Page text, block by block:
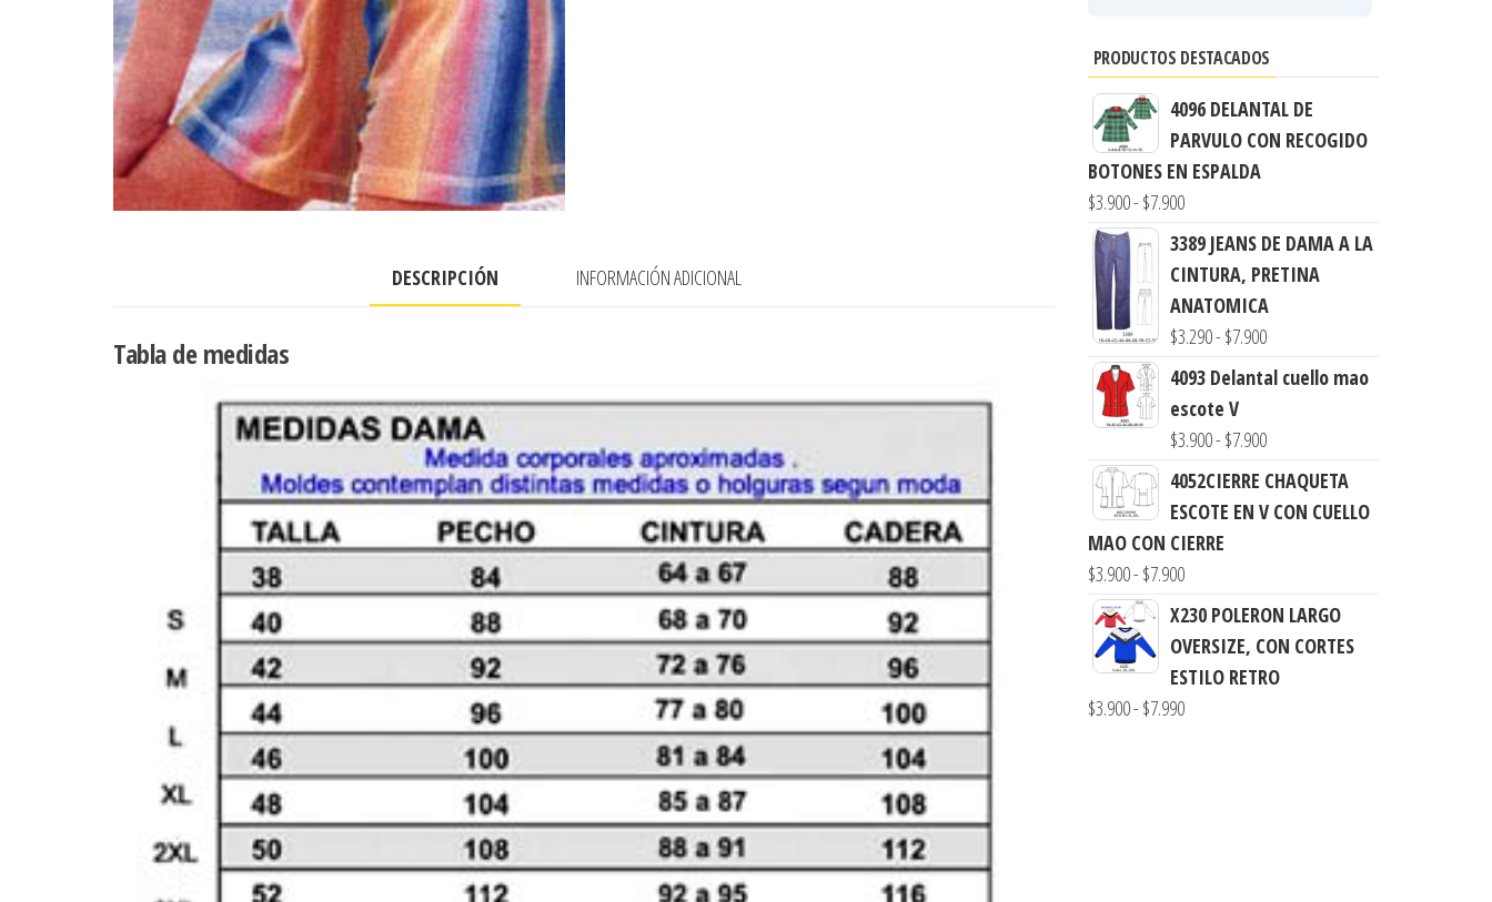
DESCRIPCIÓN INFORMACIÓN ADICIONAL
Tabla de medidas
PRODUCTOS DESTACADOS
4096 DELANTAL DE
PARVULO CON RECOGIDO
BOTONES EN ESPALDA
$3.900- $7.900Rango
de
precios:
desde
$3.900
$7.900
3389 JEANS DE DAMA A LA
CINTURA, PRETINA
ANATOMICA
$3.290- $7.900Rango
de
desde
hasta
$7.900
4093 Delantal cuello mao
escote V
$3.900- $7.900Rango
de
precios:
$7.900
4052CIERRE CHAQUETA
ESCOTE EN V CON CUELLO
MAO CON CIERRE
$3.900- $7.900Rango
de
precios:
desde
$3.900
X230 POLERON LARGO
OVERSIZE, CON CORTES
ESTILO RETRO
$3.900- $7.990Rango